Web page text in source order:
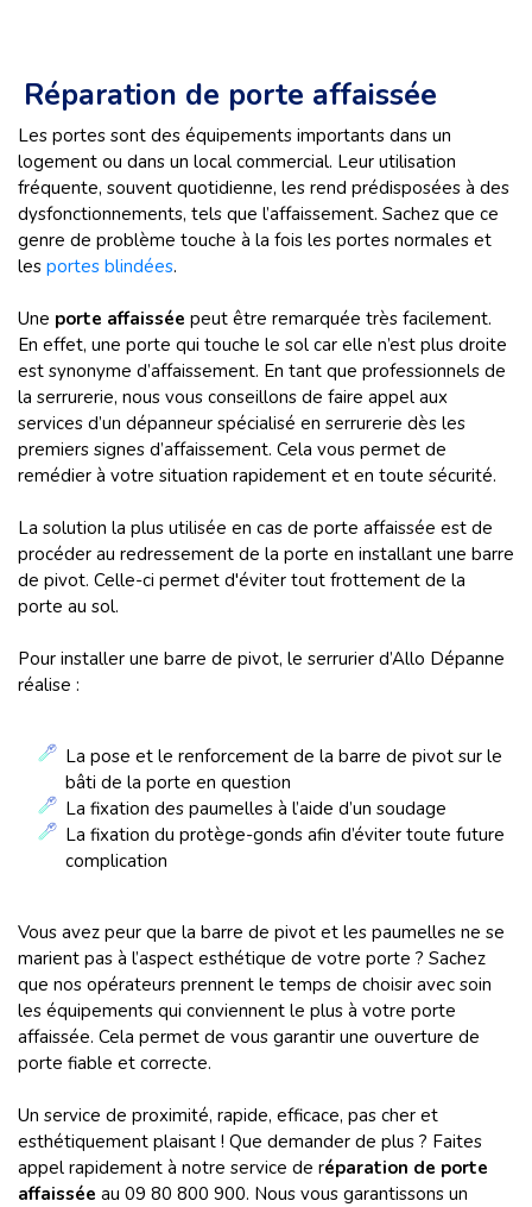
Réparation de porte affaissée
Les portes sont des équipements importants dans un
logement ou dans un local commercial. Leur utilisation
fréquente, souvent quotidienne, les rend prédisposées à des
dysfonctionnements, tels que l’affaissement. Sachez que ce
genre de problème touche à la fois les portes normales et
les portes blindées.
Une porte affaissée peut être remarquée très facilement.
En effet, une porte qui touche le sol car elle n’est plus droite
est synonyme d’affaissement. En tant que professionnels de
la serrurerie, nous vous conseillons de faire appel aux
services d’un dépanneur spécialisé en serrurerie dès les
premiers signes d’affaissement. Cela vous permet de
remédier à votre situation rapidement et en toute sécurité.
La solution la plus utilisée en cas de porte affaissée est de
procéder au redressement de la porte en installant une barre
de pivot. Celle-ci permet d'éviter tout frottement de la
porte au sol.
Pour installer une barre de pivot, le serrurier d’Allo Dépanne
réalise :
La pose et le renforcement de la barre de pivot sur le
bâti de la porte en question
La fixation des paumelles à l’aide d’un soudage
La fixation du protège-gonds afin d’éviter toute future
complication
Vous avez peur que la barre de pivot et les paumelles ne se
marient pas à l’aspect esthétique de votre porte ? Sachez
que nos opérateurs prennent le temps de choisir avec soin
les équipements qui conviennent le plus à votre porte
affaissée. Cela permet de vous garantir une ouverture de
porte fiable et correcte.
Un service de proximité, rapide, efficace, pas cher et
esthétiquement plaisant ! Que demander de plus ? Faites
appel rapidement à notre service de réparation de porte
affaissée au 09 80 800 900. Nous vous garantissons un